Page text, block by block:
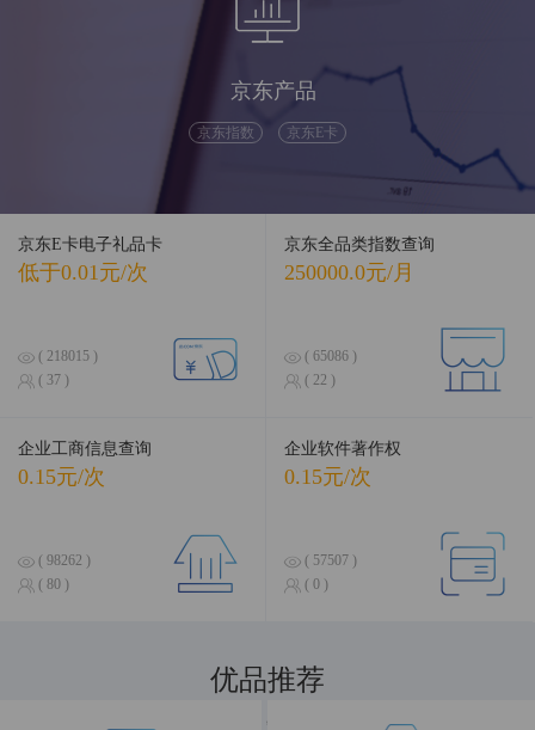
京东产品
京东指数 京东E卡
京东E卡电子礼品卡
低于0.01元/次
( 218015 )
( 37 )
京东全品类指数查询
250000.0元/月
( 65086 )
( 22 )
企业工商信息查询
0.15元/次
( 98262 )
( 80 )
企业软件著作权
0.15元/次
( 57507 )
( 0 )
优品推荐
海量数据，优选试用